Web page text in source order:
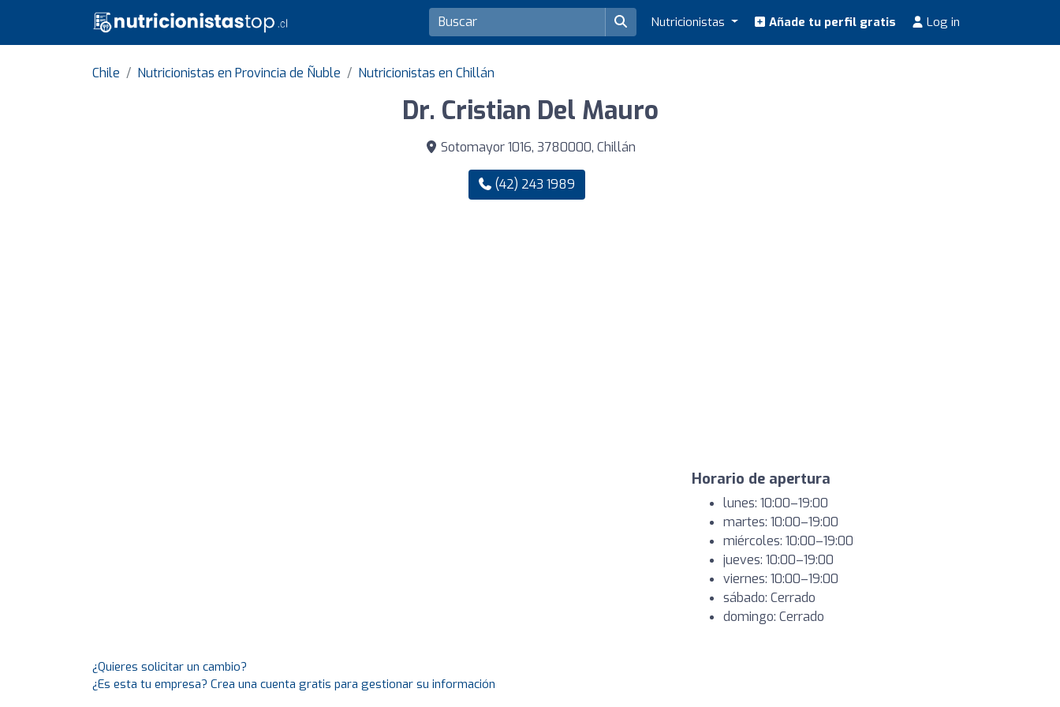
Nutricionistas Añade tu perfil gratis Log in
Chile Nutricionistas en Provincia de Ñuble Nutricionistas en Chillán
Dr. Cristian Del Mauro
Sotomayor 1016, 3780000, Chillán
(42) 243 1989
Horario de apertura
lunes: 10:00–19:00
martes: 10:00–19:00
miércoles: 10:00–19:00
jueves: 10:00–19:00
viernes: 10:00–19:00
sábado: Cerrado
domingo: Cerrado
¿Quieres solicitar un cambio?
¿Es esta tu empresa? Crea una cuenta gratis para gestionar su información